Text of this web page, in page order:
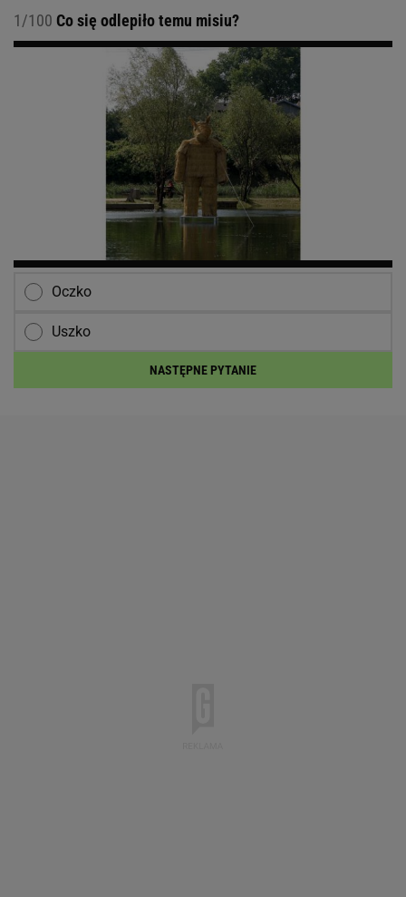
1/100 Co się odlepiło temu misiu?
Oczko
Uszko
NASTĘPNE PYTANIE